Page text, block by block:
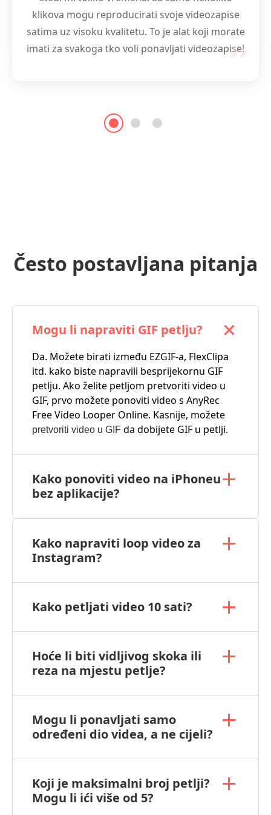
Mogućnosti duljine petlje i brzine
reprodukcije također su fantastične!
klikova mogu reproducirati svoje videozapise
satima uz visoku kvalitetu. To je alat koji morate
imati za svakoga tko voli ponavljati videozapise!
puta mijenja igru.
Često postavljana pitanja
Mogu li napraviti GIF petlju?
Da. Možete birati između EZGIF-a, FlexClipa
itd. kako biste napravili besprijekornu GIF
petlju. Ako želite petljom pretvoriti video u
GIF, prvo možete ponoviti video s AnyRec
Free Video Looper Online. Kasnije, možete
pretvoriti video u GIF da dobijete GIF u petlji.
Kako ponoviti video na iPhoneu
bez aplikacije?
Kako napraviti loop video za
Instagram?
Kako petljati video 10 sati?
Hoće li biti vidljivog skoka ili
reza na mjestu petlje?
Mogu li ponavljati samo
određeni dio videa, a ne cijeli?
Koji je maksimalni broj petlji?
Mogu li ići više od 5?